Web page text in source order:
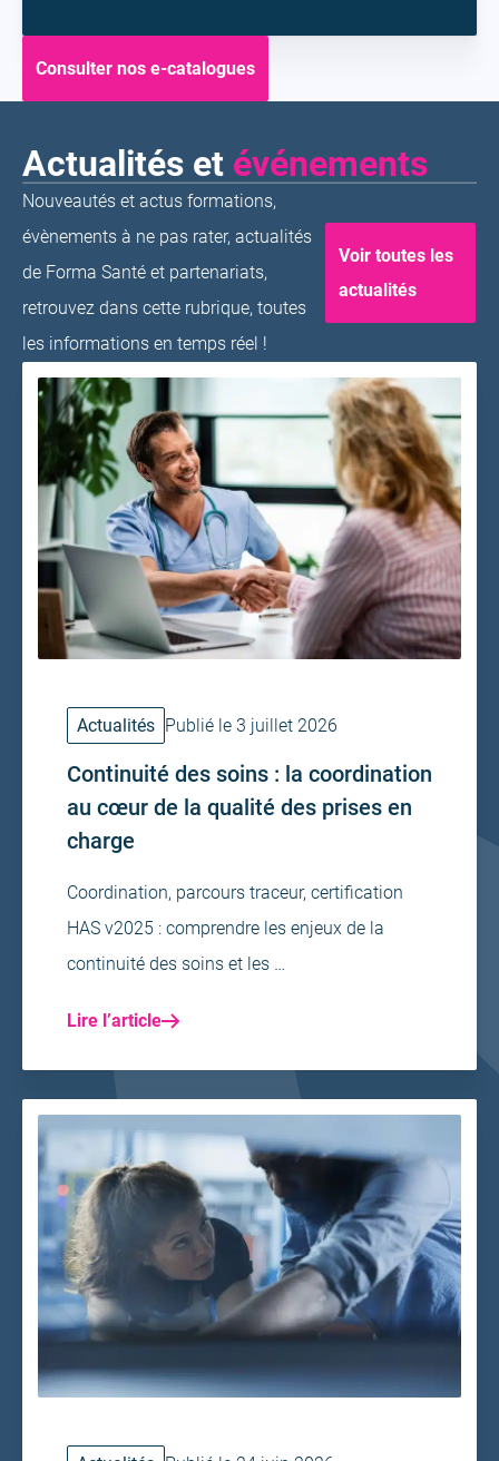
nouvelnouvelnouvel
Consulter nos e-catalogues
Actualités et événements
Nouveautés et actus formations,
évènements à ne pas rater, actualités
de Forma Santé et partenariats,
retrouvez dans cette rubrique, toutes
les informations en temps réel !
Voir toutes les
actualités
Actualités Publié le 3 juillet 2026
Continuité des soins : la coordination
au cœur de la qualité des prises en
charge
Coordination, parcours traceur, certification
HAS v2025 : comprendre les enjeux de la
continuité des soins et les …
Lire l’article